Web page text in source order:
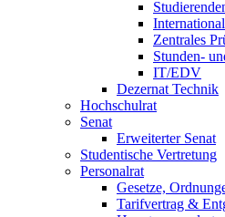
Zentrales
Stunden-
IT/EDV
Dezernat Technik
Hochschulrat
Senat
Erweiterter Senat
Studentische Vertretung
Personalrat
Gesetze,
Tarifvertrag &